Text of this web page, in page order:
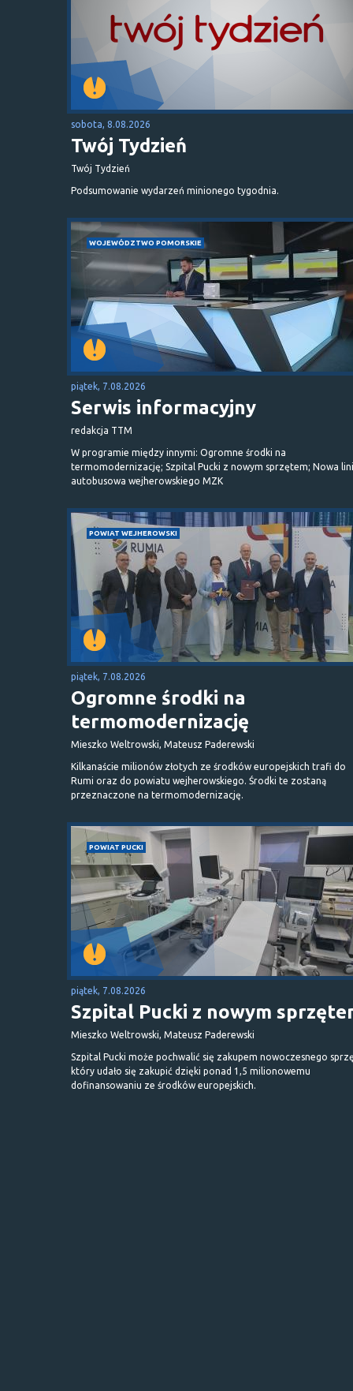
sobota, 8.08.2026
Twój Tydzień
Twój Tydzień
Podsumowanie wydarzeń minionego tygodnia.
WOJEWÓDZTWO POMORSKIE
piątek, 7.08.2026
Serwis informacyjny
redakcja TTM
W programie między innymi: Ogromne środki na
termomodernizację; Szpital Pucki z nowym sprzętem; Nowa
autobusowa wejherowskiego MZK
POWIAT WEJHEROWSKI
piątek, 7.08.2026
Ogromne środki na
termomodernizację
Mieszko Weltrowski, Mateusz Paderewski
Kilkanaście milionów złotych ze środków europejskich trafi do
Rumi oraz do powiatu wejherowskiego. Środki te zostaną
przeznaczone na termomodernizację.
POWIAT PUCKI
piątek, 7.08.2026
Szpital Pucki z nowym
Mieszko Weltrowski, Mateusz Paderewski
Szpital Pucki może pochwalić się zakupem nowoczesnego
który udało się zakupić dzięki ponad 1,5 milionowemu
dofinansowaniu ze środków europejskich.